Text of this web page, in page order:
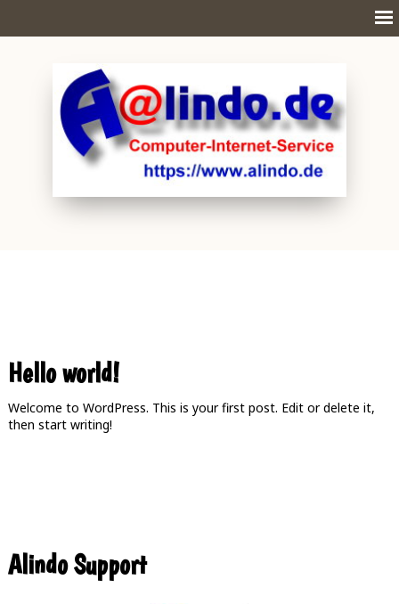
Hello world!
Welcome to WordPress. This is your first post. Edit or delete it,
then start writing!
Alindo Support